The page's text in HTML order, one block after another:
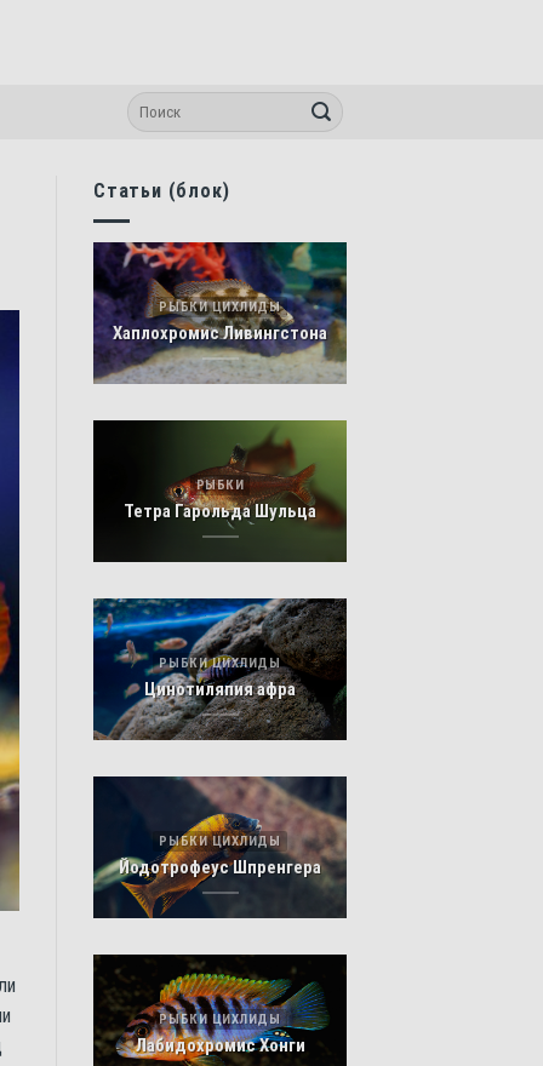
Статьи (блок)
РЫБКИ ЦИХЛИДЫ
Хаплохромис Ливингстона
РЫБКИ
Тетра Гарольда Шульца
РЫБКИ ЦИХЛИДЫ
Цинотиляпия афра
РЫБКИ ЦИХЛИДЫ
Йодотрофеус Шпренгера
РЫБКИ ЦИХЛИДЫ
Лабидохромис Хонги